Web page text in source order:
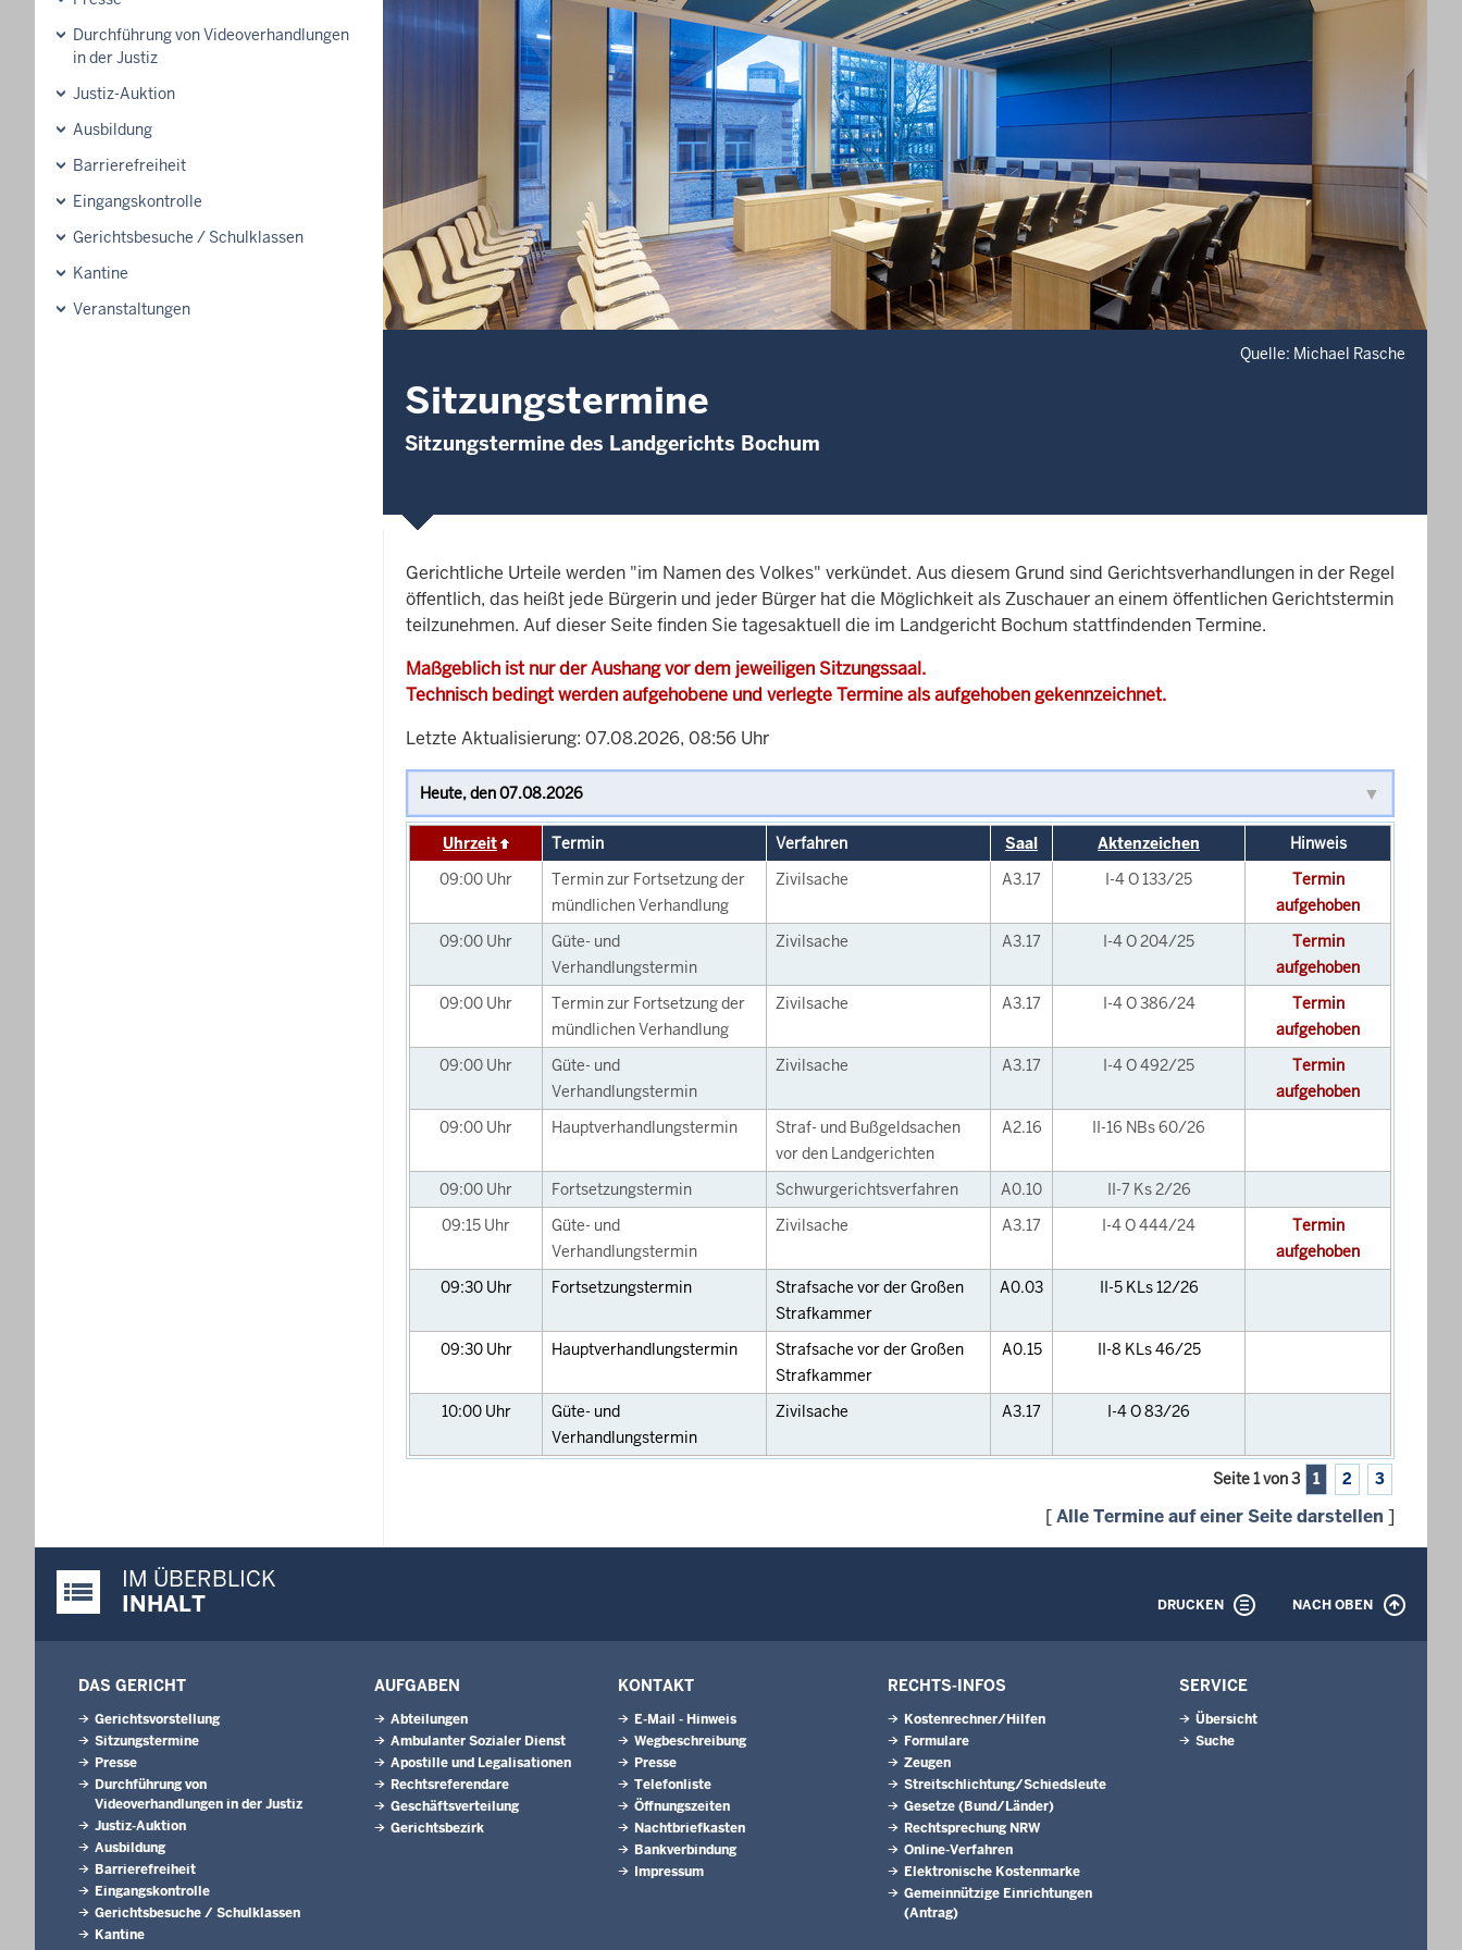
Durchführung von Videoverhandlungen
in der Justiz
Justiz-Auktion
Ausbildung
Barrierefreiheit
Eingangskontrolle
Gerichtsbesuche / Schulklassen
Kantine
Veranstaltungen
Quelle: Michael Rasche
Sitzungstermine
Sitzungstermine des Landgerichts Bochum
Gerichtliche Urteile werden "im Namen des Volkes" verkündet. Aus diesem Grund sind Gerichtsverhandlungen in der Regel
öffentlich, das heißt jede Bürgerin und jeder Bürger hat die Möglichkeit als Zuschauer an einem öffentlichen Gerichtstermin
teilzunehmen. Auf dieser Seite finden Sie tagesaktuell die im Landgericht Bochum stattfindenden Termine.
Maßgeblich ist nur der Aushang vor dem jeweiligen Sitzungssaal.
Technisch bedingt werden aufgehobene und verlegte Termine als aufgehoben gekennzeichnet.
Letzte Aktualisierung: 07.08.2026, 08:56 Uhr
Uhrzeit Termin Verfahren Saal Aktenzeichen
Hinweis
09:00 Uhr
Termin zur Fortsetzung der
mündlichen Verhandlung
Zivilsache A3.17 I-4 O 133/25
Termin
aufgehoben
09:00 Uhr
Güte- und
Verhandlungstermin
Zivilsache A3.17 I-4 O 204/25
Termin
aufgehoben
09:00 Uhr
Termin zur Fortsetzung der
mündlichen Verhandlung
Zivilsache A3.17 I-4 O 386/24
Termin
aufgehoben
09:00 Uhr
Güte- und
Verhandlungstermin
Zivilsache A3.17 I-4 O 492/25
Termin
aufgehoben
09:00 Uhr Hauptverhandlungstermin
Straf- und Bußgeldsachen
vor den Landgerichten
A2.16 II-16 NBs 60/26
09:00 Uhr Fortsetzungstermin Schwurgerichtsverfahren A0.10
II-7 Ks 2/26
09:15 Uhr
Güte- und
Verhandlungstermin
Zivilsache A3.17 I-4 O 444/24
Termin
aufgehoben
09:30 Uhr Fortsetzungstermin
Strafsache vor der Großen
Strafkammer
A0.03 II-5 KLs 12/26
09:30 Uhr Hauptverhandlungstermin
Strafsache vor der Großen
Strafkammer
A0.15 II-8 KLs 46/25
10:00 Uhr
Güte- und
Verhandlungstermin
Zivilsache A3.17 I-4 O 83/26
Seite 1 von 3 1 2 3
[Alle Termine auf einer Seite darstellen ]
Justiz-Portal im Überblick:
IM ÜBERBLICK
INHALT
DRUCKEN NACH OBEN
DAS GERICHT
Gerichtsvorstellung
Sitzungstermine
Presse
Durchführung von
Videoverhandlungen in der Justiz
Justiz-Auktion
Ausbildung
Barrierefreiheit
Eingangskontrolle
Gerichtsbesuche / Schulklassen
Kantine
AUFGABEN
Abteilungen
Ambulanter Sozialer Dienst
Apostille und Legalisationen
Rechtsreferendare
Geschäftsverteilung
Gerichtsbezirk
KONTAKT
E-Mail - Hinweis
Wegbeschreibung
Presse
Telefonliste
Öffnungszeiten
Nachtbriefkasten
Bankverbindung
Impressum
RECHTS-INFOS
Kostenrechner/Hilfen
Formulare
Zeugen
Streitschlichtung/Schiedsleute
Gesetze (Bund/Länder)
Rechtsprechung NRW
Online-Verfahren
Elektronische Kostenmarke
Gemeinnützige Einrichtungen
(Antrag)
SERVICE
Übersicht
Suche